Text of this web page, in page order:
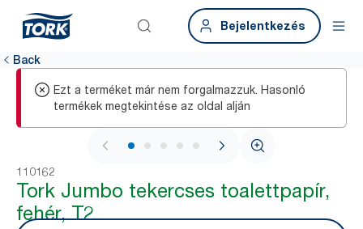
Bejelentkezés
Back
Ezt a terméket már nem forgalmazzuk. Hasonló
termékek megtekintése az oldal alján
1 / 6
110162
Tork Jumbo tekercses toalettpapír,
fehér, T2